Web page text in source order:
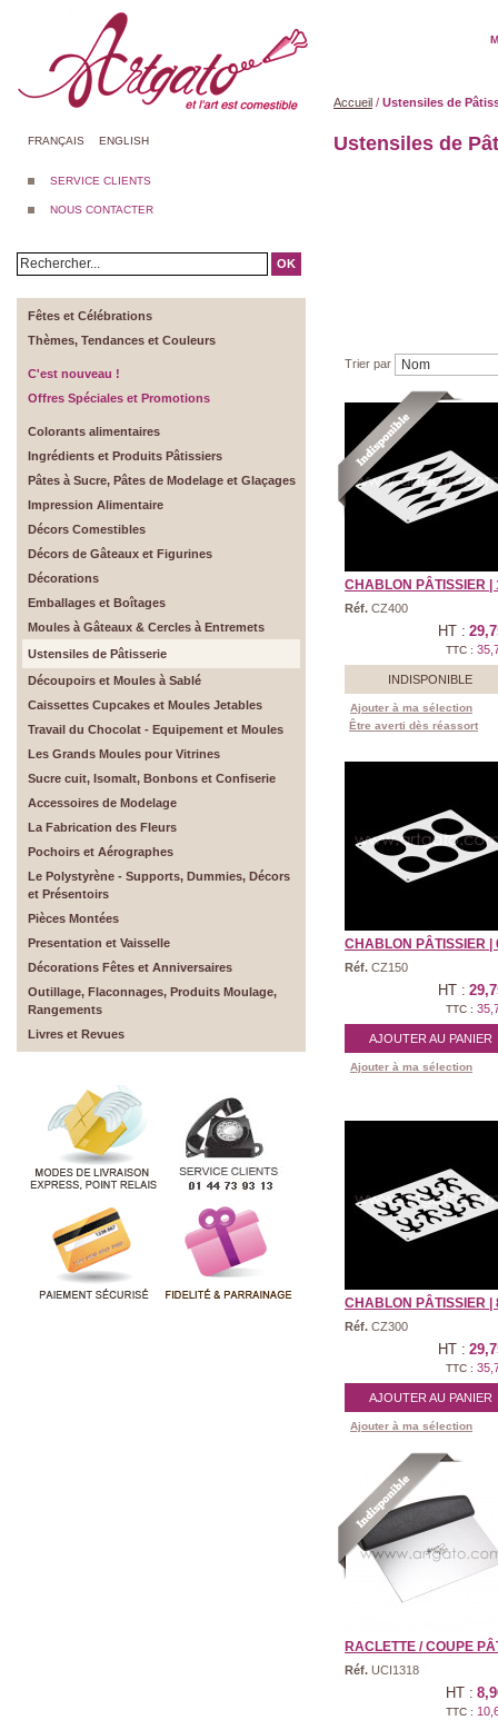
FRANÇAIS ENGLISH
SERVICE CLIENTS
NOUS CONTACTER
OK
Fêtes et Célébrations
Thèmes, Tendances et Couleurs
C'est nouveau !
Offres Spéciales et Promotions
Colorants alimentaires
Ingrédients et Produits Pâtissiers
Pâtes à Sucre, Pâtes de Modelage et Glaçages
Impression Alimentaire
Décors Comestibles
Décors de Gâteaux et Figurines
Décorations
Emballages et Boîtages
Moules à Gâteaux & Cercles à Entremets
Ustensiles de Pâtisserie
Découpoirs et Moules à Sablé
Caissettes Cupcakes et Moules Jetables
Travail du Chocolat - Equipement et Moules
Les Grands Moules pour Vitrines
Sucre cuit, Isomalt, Bonbons et Confiserie
Accessoires de Modelage
La Fabrication des Fleurs
Pochoirs et Aérographes
Le Polystyrène - Supports, Dummies, Décors
et Présentoirs
Pièces Montées
Presentation et Vaisselle
Décorations Fêtes et Anniversaires
Outillage, Flaconnages, Produits Moulage,
Rangements
Livres et Revues
Accueil / Ustensiles de
Ustensiles de
Trier par
CHABLON PÂTISSIER |
Réf. CZ400
HT :
TTC :
INDISPONIBLE
Ajouter à ma sélection
Être averti dès réassort
CHABLON PÂTISSIER |
Réf. CZ150
HT :
TTC :
AJOUTER AU PANIER
Ajouter à ma sélection
CHABLON PÂTISSIER |
Réf. CZ300
HT :
TTC :
AJOUTER AU PANIER
Ajouter à ma sélection
RACLETTE / COUPE
Réf. UCI1318
HT :
TTC :